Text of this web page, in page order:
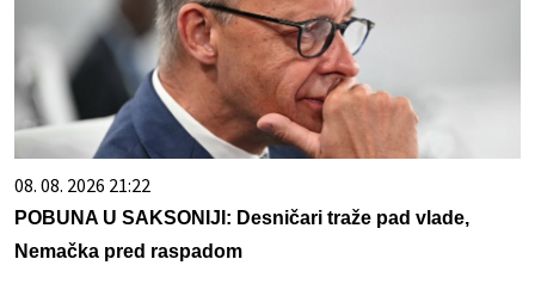
08. 08. 2026 21:22
POBUNA U SAKSONIJI: Desničari traže pad vlade,
Nemačka pred raspadom